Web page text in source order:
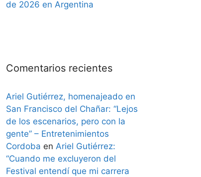
de 2026 en Argentina
Comentarios recientes
Ariel Gutiérrez, homenajeado en
San Francisco del Chañar: “Lejos
de los escenarios, pero con la
gente” – Entretenimientos
Cordoba en Ariel Gutiérrez:
“Cuando me excluyeron del
Festival entendí que mi carrera